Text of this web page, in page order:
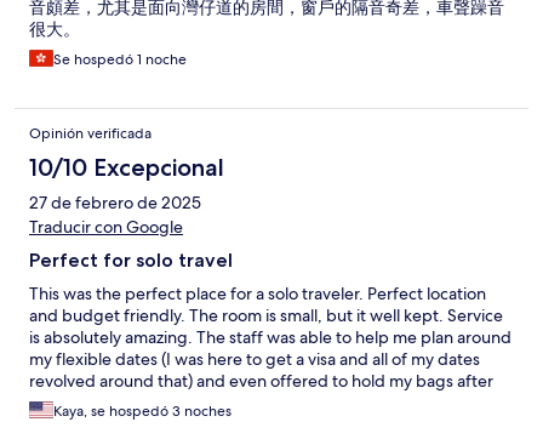
音頗差，尤其是面向灣仔道的房間，窗戶的隔音奇差，車聲躁音
很大。
Se hospedó 1 noche
Opinión verificada
10/10 Excepcional
27 de febrero de 2025
Traducir con Google
Perfect for solo travel
This was the perfect place for a solo traveler. Perfect location
and budget friendly. The room is small, but it well kept. Service
is absolutely amazing. The staff was able to help me plan around
my flexible dates (I was here to get a visa and all of my dates
revolved around that) and even offered to hold my bags after
checkout while I went to my embassy. I would highly
recommend thanks to their exceptional service!
Kaya, se hospedó 3 noches